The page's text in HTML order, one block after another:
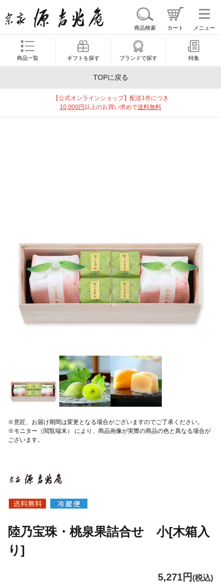
商品検索 カート メニュー
商品一覧 ギフトを探す ブランドで探す 特集
TOPに戻る
【公式オンラインショップ】配送1件につき
10,000円 以上のお買い求めで送料無料
※意匠、お届け期間は変更となる場合がございますのでご了承ください。
※モニター（閲覧端末） により、商品画像が実際の商品の色と異なる場合が
ございます。
陸乃宝珠・桃泉果詰合せ 小[木箱入
り]
5,271円(税込)